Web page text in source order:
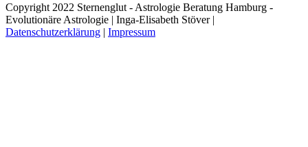
Copyright 2022 Sternenglut - Astrologie Beratung Hamburg -
Evolutionäre Astrologie | Inga-Elisabeth Stöver |
Datenschutzerklärung | Impressum